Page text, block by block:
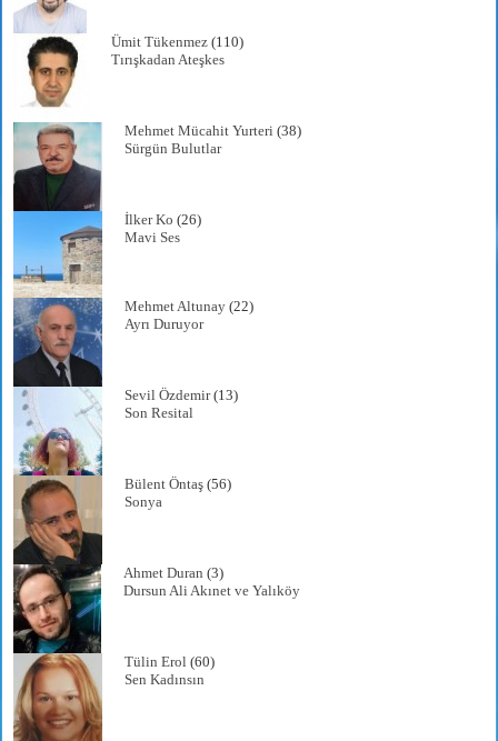
Ümit Tükenmez (110)
Tırışkadan Ateşkes
Mehmet Mücahit Yurteri (38)
Sürgün Bulutlar
İlker Ko (26)
Mavi Ses
Mehmet Altunay (22)
Ayrı Duruyor
Sevil Özdemir(13)
Son Resital
Bülent Öntaş (56)
Sonya
Ahmet Duran (3)
Dursun Ali Akınet ve Yalıköy
Tülin Erol (60)
Sen Kadınsın